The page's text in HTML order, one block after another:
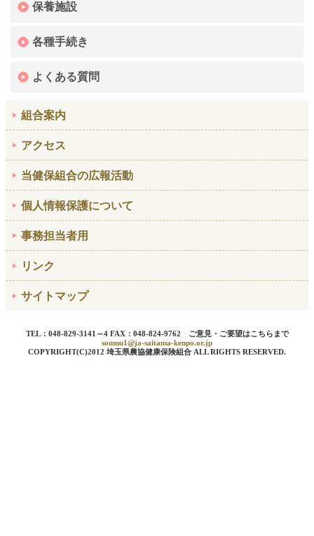
保養施設
各種手続き
よくある質問
組合案内
アクセス
当健保組合の広報活動
個人情報保護について
事務担当者用
リンク
サイトマップ
TEL：048-829-3141～4 FAX：048-824-9762 ご意見・ご要望はこちらまで
soumu1@ja-saitama-kenpo.or.jp
COPYRIGHT(C)2012 埼玉県農協健康保険組合 ALL RIGHTS RESERVED.